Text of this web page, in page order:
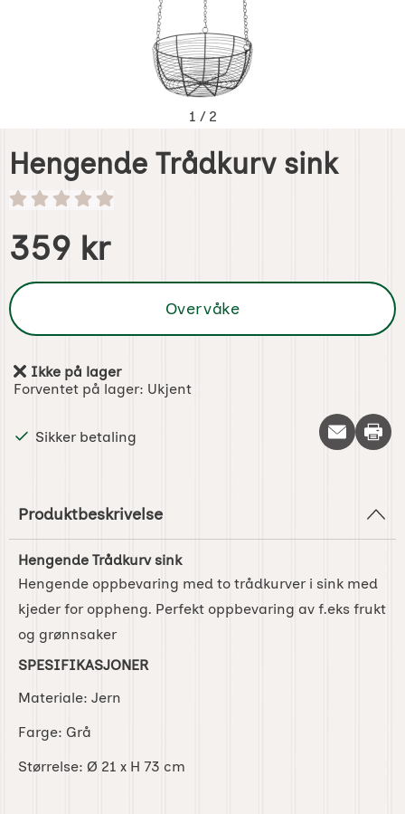
1 / 2
Hengende Trådkurv sink
Handle dette produktet, Hengende Trådkurv sink
pris
359 kr
Overvåke
Produkttilgjengelighet:
Ikke på lager
Forventet på lager: Ukjent
Sikker betaling Skriv
Produktbeskrivelse
Hengende Trådkurv sink
Hengende oppbevaring med to trådkurver i sink med
kjeder for oppheng. Perfekt oppbevaring av f.eks frukt
og grønnsaker
SPESIFIKASJONER
Materiale: Jern
Farge: Grå
Størrelse: Ø 21 x H 73 cm